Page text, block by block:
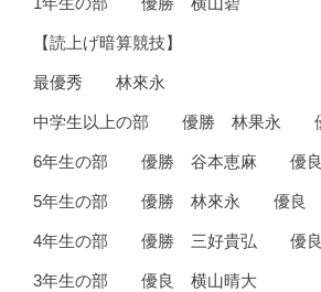
【読上げ暗算競技】
最優秀 林來永
中学生以上の部 優勝 林果永 優
6年生の部 優勝 谷本恵麻 優良
5年生の部 優勝 林來永 優良 片
4年生の部 優勝 三好貴弘 優良
3年生の部 優良 横山晴大